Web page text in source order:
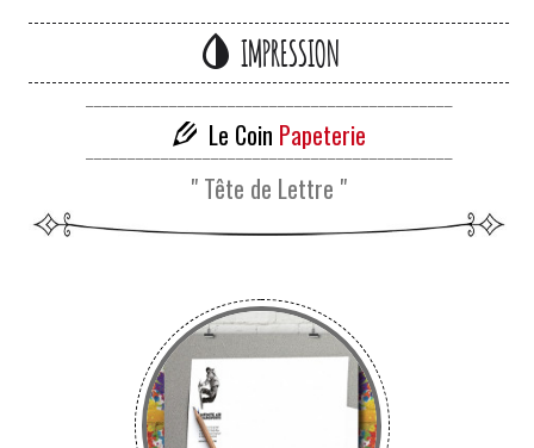
IMPRESSION
Le Coin Papeterie
____________________________________________
" Tête de Lettre "